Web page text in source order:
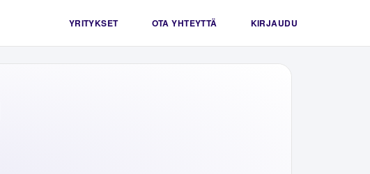
YRITYKSET OTA YHTEYTTÄ KIRJAUDU